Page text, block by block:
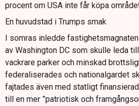
procent om USA inte får köpa
En huvudstad i Trumps smak
I somras inledde
av Washington DC som skulle leda
vackrare parker och minskad
federaliserades och nationalgardet
fajtades även med statligt
till en mer ”patriotisk och